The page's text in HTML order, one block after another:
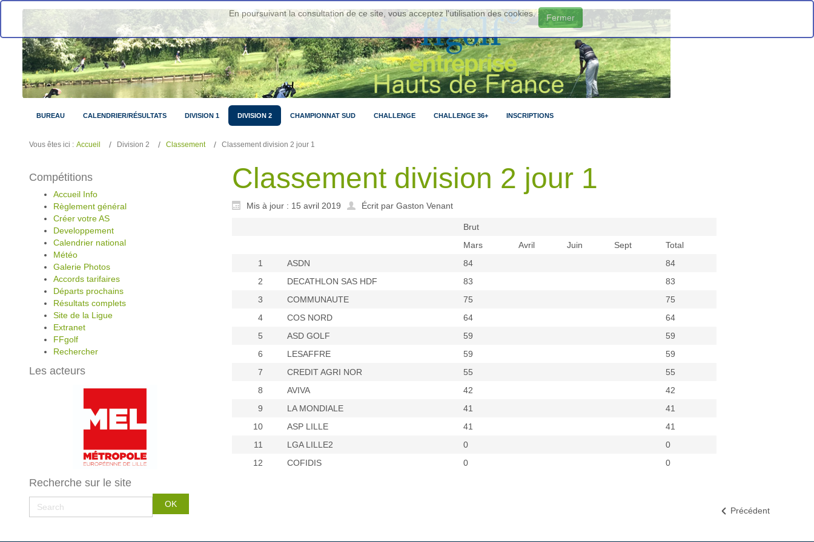
En poursuivant la consultation de ce site, vous acceptez l'utilisation des cookies. Fermer
BUREAU CALENDRIER/RÉSULTATS DIVISION 1 DIVISION 2 CHAMPIONNAT SUD CHALLENGE CHALLENGE 36+ INSCRIPTIONS
Vous êtes ici : Accueil Division 2 Classement Classement division 2 jour 1
Compétitions
Accueil Info
Règlement général
Créer votre AS
Developpement
Calendrier national
Météo
Galerie Photos
Accords tarifaires
Départs prochains
Résultats complets
Site de la Ligue
Extranet
FFgolf
Rechercher
Les acteurs
Recherche sur le site
Classement division 2 jour 1
Mis à jour : 15 avril 2019 Écrit par Gaston Venant
Brut
Mars
Avril Juin Sept
Total
1
ASDN 84
84
2
DECATHLON SAS HDF 83
83
3
COMMUNAUTE 75
75
4
COS NORD 64
64
5
ASD GOLF 59
59
6
LESAFFRE 59
59
7
CREDIT AGRI NOR 55
55
8
AVIVA 42
42
9
LA MONDIALE 41
41
10
ASP LILLE 41
41
11
LGA LILLE2 0
0
12
COFIDIS 0 0
Précédent